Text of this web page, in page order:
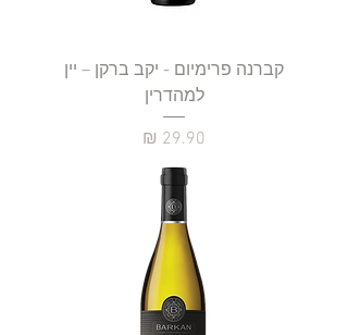
קברנה פרימיום - יקב ברקן – יין
למהדרין
מחיר